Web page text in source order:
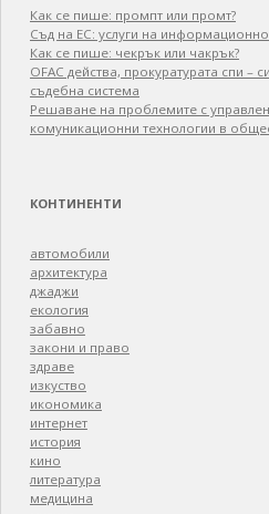
Как се пише: промпт или промт?
Съд на ЕС: услуги на
Как се пише: чекрък или чакрък?
OFAC действа, прокуратурата спи –
съдебна система
Решаване на проблемите с
комуникационни технологии в
КОНТИНЕНТИ
автомобили
архитектура
джаджи
екология
забавно
закони и право
здраве
изкуство
икономика
интернет
история
кино
литература
медицина